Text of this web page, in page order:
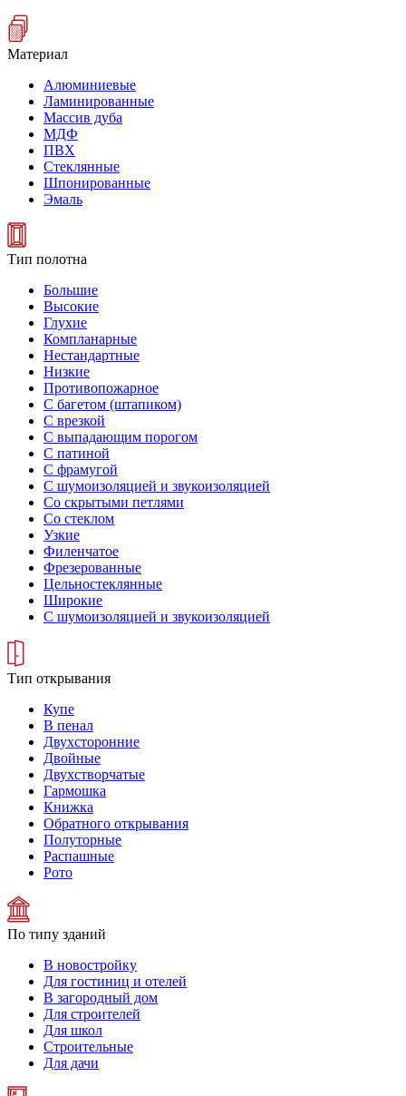
Материал
Алюминиевые
Ламинированные
Массив дуба
МДФ
ПВХ
Стеклянные
Шпонированные
Эмаль
Тип полотна
Большие
Высокие
Глухие
Компланарные
Нестандартные
Низкие
Противопожарное
С багетом (штапиком)
С врезкой
С выпадающим порогом
С патиной
С фрамугой
С шумоизоляцией и звукоизоляцией
Со скрытыми петлями
Со стеклом
Узкие
Филенчатое
Фрезерованные
Цельностеклянные
Широкие
С шумоизоляцией и звукоизоляцией
Тип открывания
Купе
В пенал
Двухсторонние
Двойные
Двухстворчатые
Гармошка
Книжка
Обратного открывания
Полуторные
Распашные
Рото
По типу зданий
В новостройку
Для гостиниц и отелей
В загородный дом
Для строителей
Для школ
Строительные
Для дачи